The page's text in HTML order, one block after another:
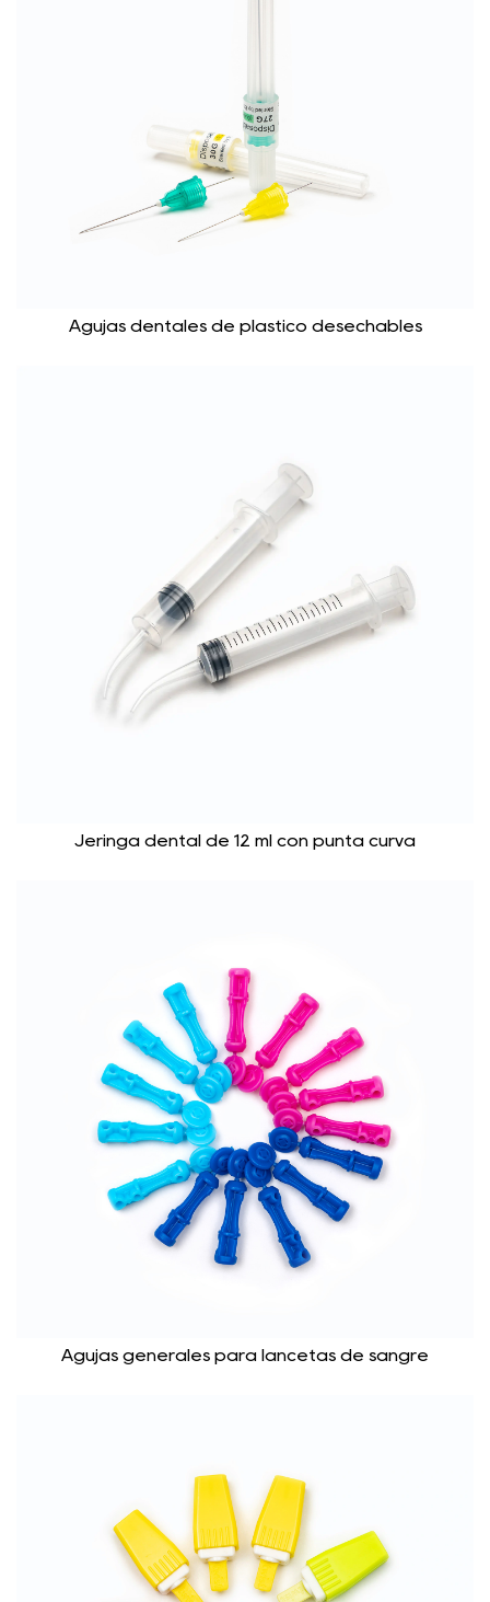
Agujas dentales de plástico desechables
Jeringa dental de 12 ml con punta curva
Agujas generales para lancetas de sangre